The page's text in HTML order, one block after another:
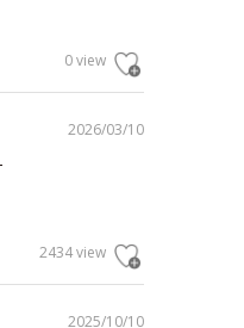
0 view
2026/03/10
2434 view
2025/10/10